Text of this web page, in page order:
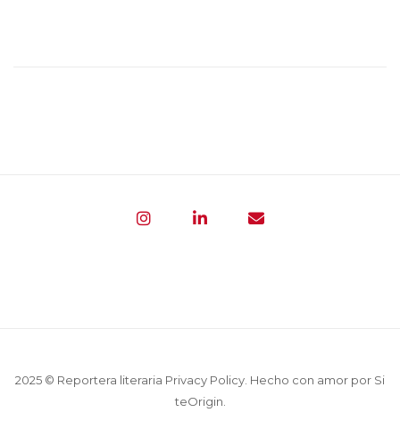
2025 © Reportera literaria Privacy Policy. Hecho con amor por Si
teOrigin.